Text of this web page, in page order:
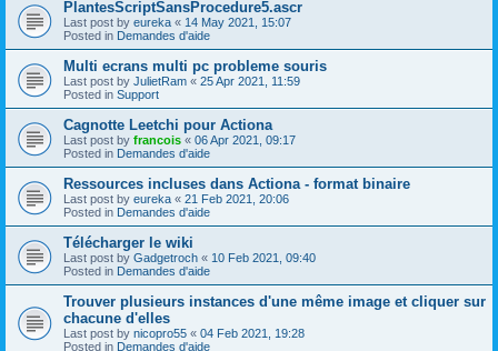
PlantesScriptSansProcedure5.ascr
Last post by eureka « 14 May 2021, 15:07
Posted in Demandes d'aide
Multi ecrans multi pc probleme souris
Last post by JulietRam « 25 Apr 2021, 11:59
Posted in Support
Cagnotte Leetchi pour Actiona
Last post by francois « 06 Apr 2021, 09:17
Posted in Demandes d'aide
Ressources incluses dans Actiona - format binaire
Last post by eureka « 21 Feb 2021, 20:06
Posted in Demandes d'aide
Télécharger le wiki
Last post by Gadgetroch « 10 Feb 2021, 09:40
Posted in Demandes d'aide
Trouver plusieurs instances d'une même image et cliquer sur
chacune d'elles
Last post by nicopro55 « 04 Feb 2021, 19:28
Posted in Demandes d'aide